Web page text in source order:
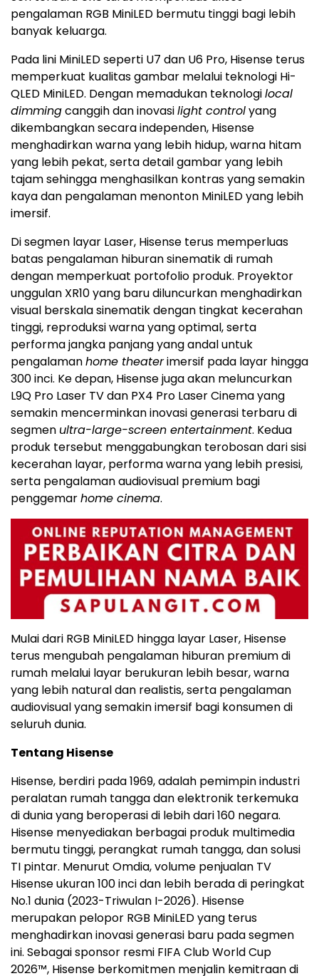
pengalaman RGB MiniLED bermutu tinggi bagi lebih
banyak keluarga.
Pada lini MiniLED seperti U7 dan U6 Pro, Hisense terus
memperkuat kualitas gambar melalui teknologi Hi-
QLED MiniLED. Dengan memadukan teknologilocal
dimmingcanggih dan inovasilight controlyang
dikembangkan secara independen, Hisense
menghadirkan warna yang lebih hidup, warna hitam
yang lebih pekat, serta detail gambar yang lebih
tajam sehingga menghasilkan kontras yang semakin
kaya dan pengalaman menonton MiniLED yang lebih
imersif.
Di segmen layar Laser, Hisense terus memperluas
batas pengalaman hiburan sinematik di rumah
dengan memperkuat portofolio produk. Proyektor
unggulan XR10 yang baru diluncurkan menghadirkan
visual berskala sinematik dengan tingkat kecerahan
tinggi, reproduksi warna yang optimal, serta
performa jangka panjang yang andal untuk
pengalamanhome theaterimersif pada layar hingga
300 inci. Ke depan, Hisense juga akan meluncurkan
L9Q Pro Laser TV dan PX4 Pro Laser Cinema yang
semakin mencerminkan inovasi generasi terbaru di
segmen ultra-large-screen entertainment. Kedua
produk tersebut menggabungkan terobosan dari sisi
kecerahan layar, performa warna yang lebih presisi,
serta pengalaman audiovisual premium bagi
penggemarhome cinema.
Mulai dari RGB MiniLED hingga layar Laser, Hisense
terus mengubah pengalaman hiburan premium di
rumah melalui layar berukuran lebih besar, warna
yang lebih natural dan realistis, serta pengalaman
audiovisual yang semakin imersif bagi konsumen di
seluruh dunia.
Tentang Hisense
Hisense, berdiri pada 1969, adalah pemimpin industri
peralatan rumah tangga dan elektronik terkemuka
di dunia yang beroperasi di lebih dari 160 negara.
Hisense menyediakan berbagai produk multimedia
bermutu tinggi, perangkat rumah tangga, dan solusi
TI pintar. Menurut Omdia, volume penjualan TV
Hisense ukuran 100 inci dan lebih berada di peringkat
No.1 dunia (2023-Triwulan I-2026). Hisense
merupakan pelopor RGB MiniLED yang terus
menghadirkan inovasi generasi baru pada segmen
ini. Sebagai sponsor resmi FIFA Club World Cup
2026™, Hisense berkomitmen menjalin kemitraan di